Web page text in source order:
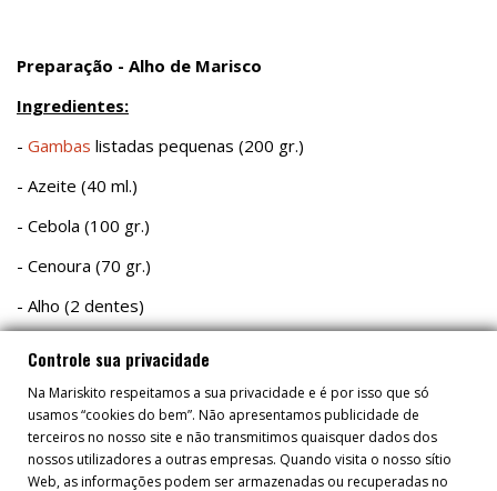
Preparação - Alho de Marisco
Ingredientes:
- Gambas listadas pequenas (200 gr.)
- Azeite (40 ml.)
- Cebola (100 gr.)
- Cenoura (70 gr.)
- Alho (2 dentes)
- Tomate frito (35 gr.)
- Pimentão doce (5 gr.)
- Farinha (12 gr.)
Controle sua privacidade
Na Mariskito respeitamos a sua privacidade e é por isso que só
usamos “cookies do bem”. Não apresentamos publicidade de
terceiros no nosso site e não transmitimos quaisquer dados dos
nossos utilizadores a outras empresas. Quando visita o nosso sítio
Web, as informações podem ser armazenadas ou recuperadas no